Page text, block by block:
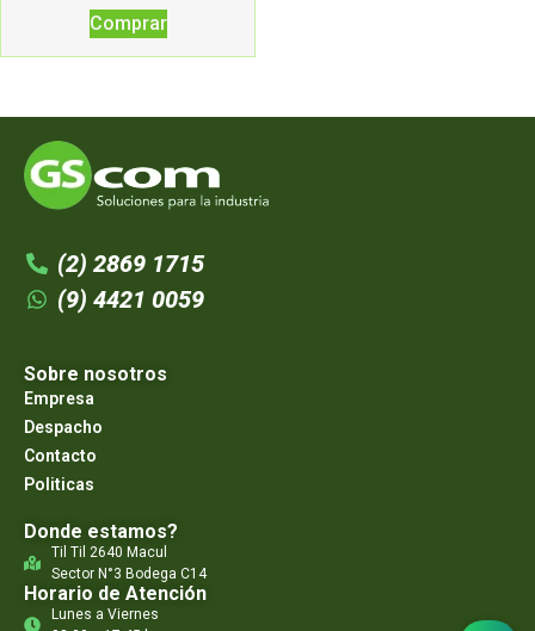
Comprar
(2) 2869 1715
(9) 4421 0059
Sobre nosotros
Empresa
Despacho
Contacto
Politicas
Donde estamos?
Til Til 2640 Macul
Sector N°3 Bodega C14
Horario de Atención
Lunes a Viernes